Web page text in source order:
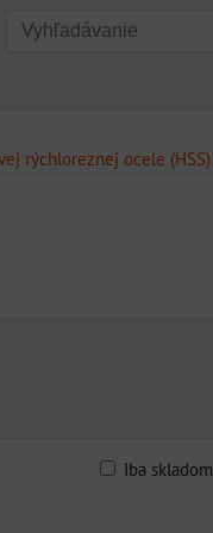
rýchloreznej ocele (HSS)
Iba skladom